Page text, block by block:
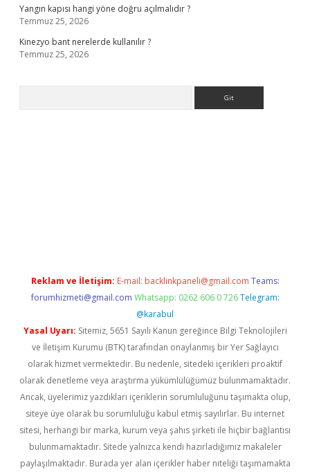
Yangın kapısı hangi yöne doğru açılmalıdır ?
Temmuz 25, 2026
Kinezyo bant nerelerde kullanılır ?
Temmuz 25, 2026
Reklam ve İletişim: E-mail: backlinkpaneli@gmail.com Teams:
forumhizmeti@gmail.com Whatsapp: 0262 606 0 726 Telegram:
@karabul
Yasal Uyarı: Sitemiz, 5651 Sayılı Kanun gereğince Bilgi Teknolojileri
ve İletişim Kurumu (BTK) tarafından onaylanmış bir Yer Sağlayıcı
olarak hizmet vermektedir. Bu nedenle, sitedeki içerikleri proaktif
olarak denetleme veya araştırma yükümlülüğümüz bulunmamaktadır.
Ancak, üyelerimiz yazdıkları içeriklerin sorumluluğunu taşımakta olup,
siteye üye olarak bu sorumluluğu kabul etmiş sayılırlar. Bu internet
sitesi, herhangi bir marka, kurum veya şahıs şirketi ile hiçbir bağlantısı
bulunmamaktadır. Sitede yalnızca kendi hazırladığımız makaleler
paylaşılmaktadır. Burada yer alan içerikler haber niteliği taşımamakta